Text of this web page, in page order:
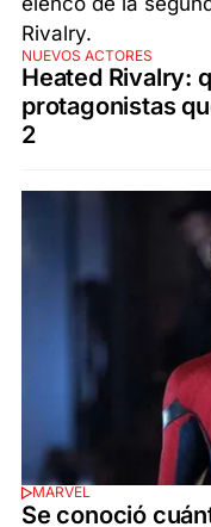
NUEVOS ACTORES
Heated Rivalry:
protagonistas
2
MARVEL
Se conoció